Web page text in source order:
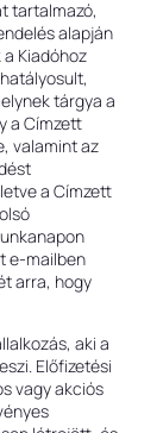
tartalmazó,
alapján
Kiadóhoz
tárgya a
a Címzett
valamint az
a Címzett
e-mailben
arra, hogy
aki a
Előfizetési
vagy akciós